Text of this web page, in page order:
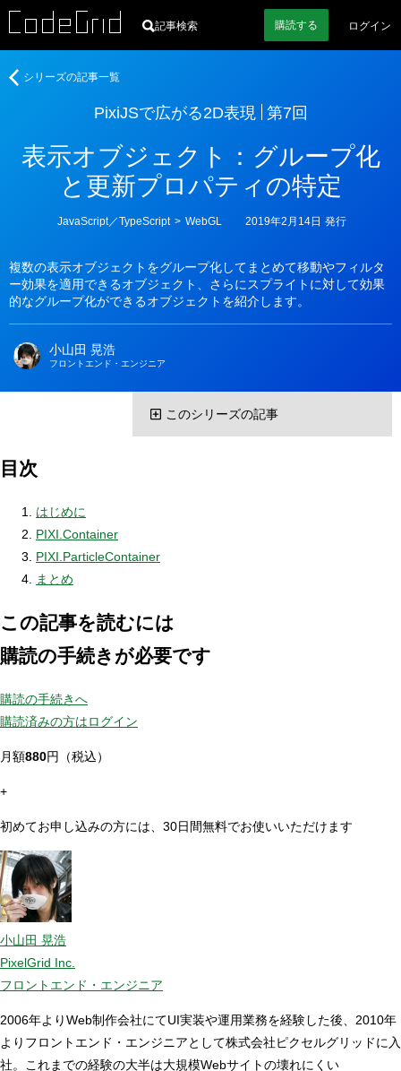
記事検索 購読する ログイン
PixiJSで広がる2D表現 第7回
表示オブジェクト：グループ化
と更新プロパティの特定
複数の表示オブジェクトをグループ化してまとめて移動やフィルタ
ー効果を適用できるオブジェクト、さらにスプライトに対して効果
的なグループ化ができるオブジェクトを紹介します。
カ
ー
JavaScript／TypeScript > WebGL 2019年2月14日 発行
者
小山田 晃浩
フロントエンド・エンジニア
PixiJS
る
2D
シリーズの記事一覧
このシリーズの記事
目次
はじめに
PIXI.Container
PIXI.ParticleContainer
まとめ
この記事を読むには
購読の手続きが必要です
購読の手続きへ
購読済みの方はログイン
月額880円（税込）
+
初めてお申し込みの方には、30日間無料でお使いいただけます
小山田 晃浩
PixelGrid Inc.
フロントエンド・エンジニア
2006年よりWeb制作会社にてUI実装や運用業務を経験した後、2010年
よりフロントエンド・エンジニアとして株式会社ピクセルグリッドに入
社。これまでの経験の大半は大規模Webサイトの壊れにくい